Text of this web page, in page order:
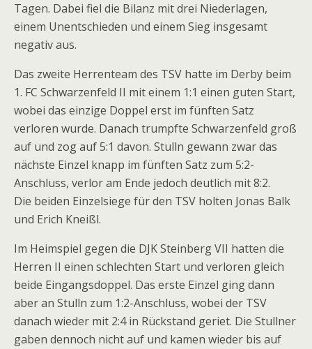
Tagen. Dabei fiel die Bilanz mit drei Niederlagen,
einem Unentschieden und einem Sieg insgesamt
negativ aus.
Das zweite Herrenteam des TSV hatte im Derby beim
1. FC Schwarzenfeld II mit einem 1:1 einen guten Start,
wobei das einzige Doppel erst im fünften Satz
verloren wurde. Danach trumpfte Schwarzenfeld groß
auf und zog auf 5:1 davon. Stulln gewann zwar das
nächste Einzel knapp im fünften Satz zum 5:2-
Anschluss, verlor am Ende jedoch deutlich mit 8:2.
Die beiden Einzelsiege für den TSV holten Jonas Balk
und Erich Kneißl.
Im Heimspiel gegen die DJK Steinberg VII hatten die
Herren II einen schlechten Start und verloren gleich
beide Eingangsdoppel. Das erste Einzel ging dann
aber an Stulln zum 1:2-Anschluss, wobei der TSV
danach wieder mit 2:4 in Rückstand geriet. Die Stullner
gaben dennoch nicht auf und kamen wieder bis auf